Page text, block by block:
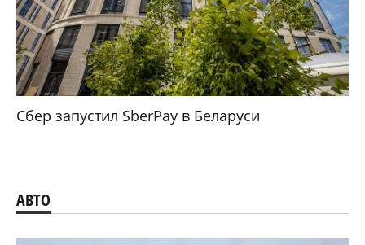
Сбер запустил SberPay в Беларуси
АВТО